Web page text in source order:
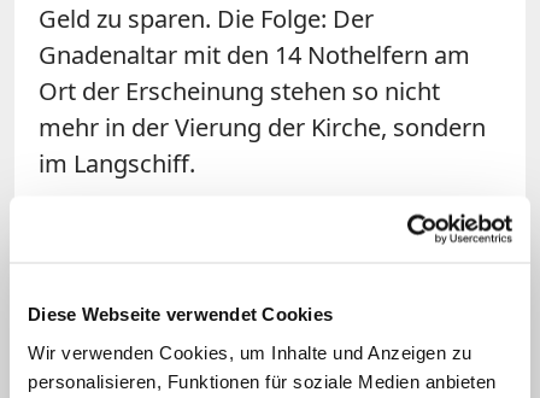
Diese Webseite verwendet Cookies
Wir verwenden Cookies, um Inhalte und Anzeigen zu
personalisieren, Funktionen für soziale Medien anbieten
Geld zu sparen. Die Folge: Der
Gnadenaltar mit den 14 Nothelfern am
Ort der Erscheinung stehen so nicht
mehr in der Vierung der Kirche, sondern
im Langschiff.
Als Neumann und der Fürstbischof
spät. Der Baumeister passt seine Pläne
er den Bau, sein Schüler Johannes